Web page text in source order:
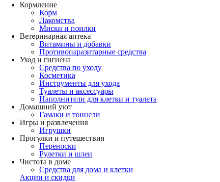
Кормление
Корм
Лакомства
Миски и поилки
Ветеринарная аптека
Витамины и добавки
Противопаразитарные средства
Уход и гигиена
Средства по уходу
Косметика
Инструменты для ухода
Туалеты и аксессуары
Наполнители для клетки и туалета
Домашний уют
Гамаки и тоннели
Игры и развлечения
Игрушки
Прогулки и путешествия
Переноски
Рулетки и шлеи
Чистота в доме
Средства для дома и клетки
Акции и скидки